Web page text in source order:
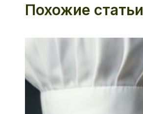
Похожие статьи